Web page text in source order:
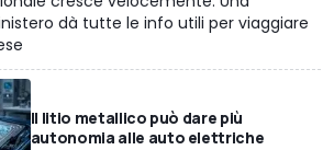
dà tutte le info utili per viaggiare
Il litio metallico può dare più
autonomia alle auto elettriche